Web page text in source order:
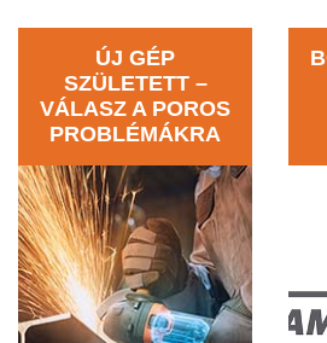
ÚJ GÉP
SZÜLETETT –
VÁLASZ A POROS
PROBLÉMÁKRA